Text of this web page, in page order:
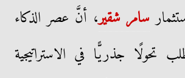
سامر شقير، أنَّ عصر الذكاء
تحولًا جذريًّا في الاستراتيجية